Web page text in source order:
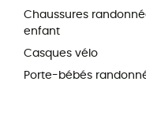
Chaussures
enfant
Casques vélo
Porte-bébés